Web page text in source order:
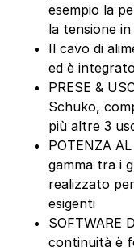
esempio la
la tensione
Il cavo di
ed è
PRESE &
Schuko,
più altre 3
POTENZA
gamma tra i
realizzato
esigenti
SOFTWARE
continuità è